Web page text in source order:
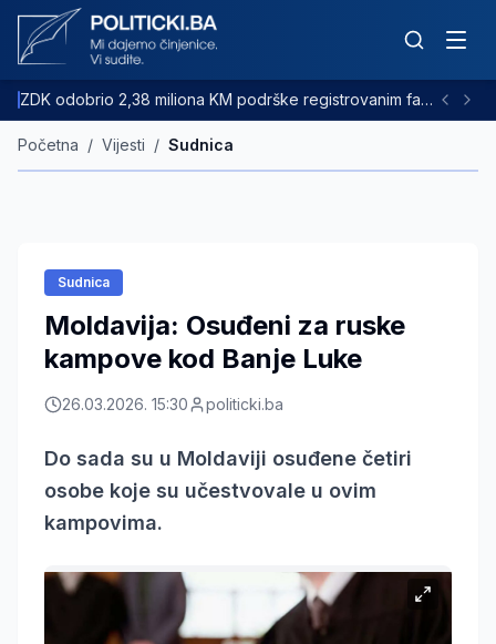
ZDK odobrio 2,38 miliona KM podrške registrovanim farmama goveda
Početna / Vijesti / Sudnica
Sudnica
Moldavija: Osuđeni za ruske
kampove kod Banje Luke
26.03.2026. 15:30 politicki.ba
Do sada su u Moldaviji osuđene četiri
osobe koje su učestvovale u ovim
kampovima.